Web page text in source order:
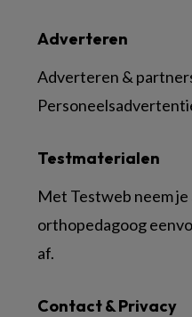
Contact & Privacy
Testmaterialen
Met Testweb neem
orthopedagoog
af.
Adverteren
Adverteren &